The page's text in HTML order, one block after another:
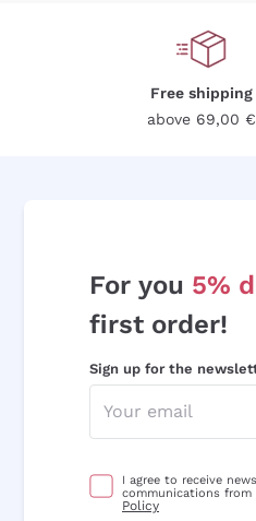
Free shipping
above 69,00 €
For you 5%
first order!
Sign up for the
I agree to receive
communications from
Policy